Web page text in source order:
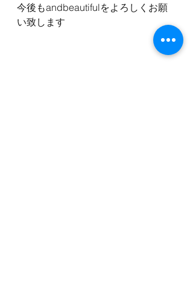
今後もandbeautifulをよろしくお願
い致します